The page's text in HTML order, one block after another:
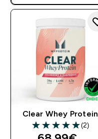
Clear Whey Protein
5 out of 5 stars
(2)